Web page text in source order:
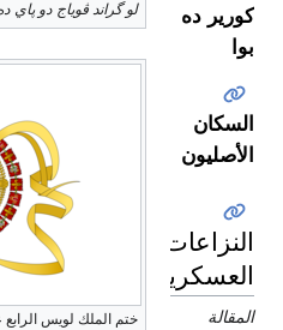
لو گراند ڤوياج دو پاي
ختم الملك لويس
كورير ده
بوا
السكان
الأصليون
النزاعات
العسكرية
المقالة